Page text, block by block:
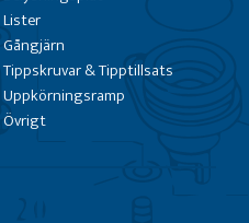
Lister
Gångjärn
Tippskruvar & Tipptillsats
Uppkörningsramp
Övrigt